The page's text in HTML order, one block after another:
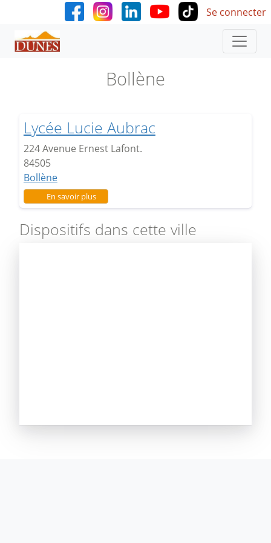
Aller au contenu principal User
Se connecter
Bollène
Lycée Lucie Aubrac
224 Avenue Ernest Lafont.
84505
Bollène
En savoir plussur Lycée Lucie Aubrac
Dispositifs dans cette ville